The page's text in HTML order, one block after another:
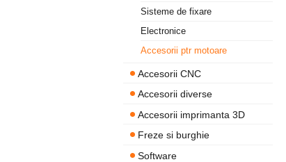
Sisteme de fixare
Electronice
Accesorii ptr motoare
Accesorii CNC
Accesorii diverse
Accesorii imprimanta 3D
Freze si burghie
Software